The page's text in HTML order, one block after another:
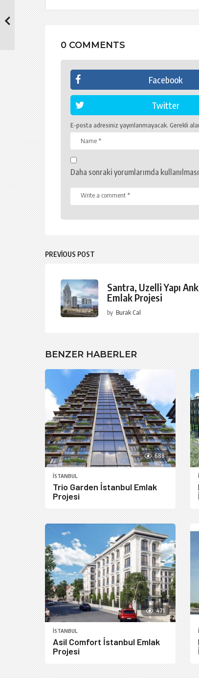
i
o
n
0 COMMENTS
Facebook
Twitter
E-posta adresiniz yayınlanmayacak. Gerekli
Daha sonraki yorumlarımda
PREVIOUS POST
Santra, Uzelli Yapı
Emlak Projesi
by Burak Cal
BENZER HABERLER
688
İSTANBUL
Trio Garden İstanbul Emlak
Projesi
471
İSTANBUL
Asil Comfort İstanbul Emlak
Projesi